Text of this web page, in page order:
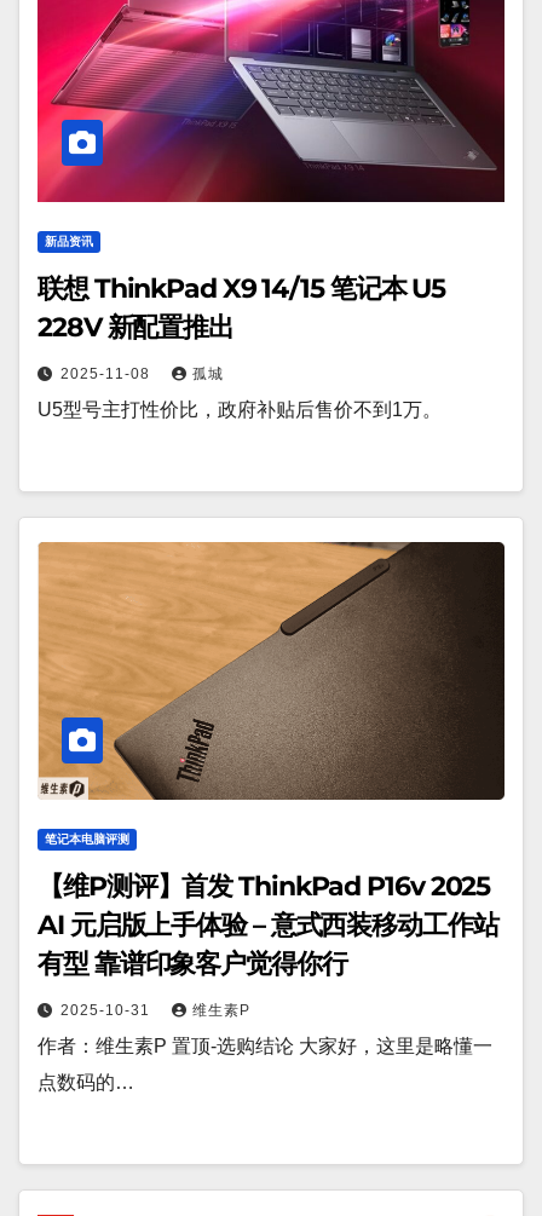
新品资讯
联想 ThinkPad X9 14/15 笔记本 U5
228V 新配置推出
2025-11-08 孤城
U5型号主打性价比，政府补贴后售价不到1万。
笔记本电脑评测
【维P测评】首发 ThinkPad P16v 2025
AI 元启版上手体验 – 意式西装移动工作站
有型 靠谱印象客户觉得你行
2025-10-31 维生素P
作者：维生素P 置顶-选购结论 大家好，这里是略懂一
点数码的…